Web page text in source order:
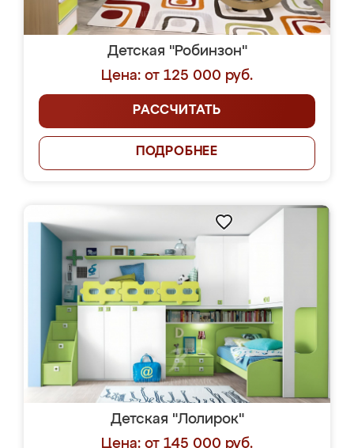
Детская "Робинзон"
Цена: от 125 000 руб.
РАССЧИТАТЬ
ПОДРОБНЕЕ
Детская "Лолирок"
Цена: от 145 000 руб.